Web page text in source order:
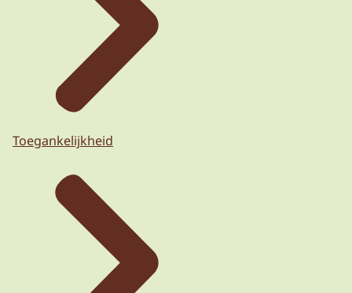
Toegankelijkheid